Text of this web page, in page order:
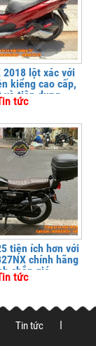
2018 lột xác với
kiểng cao cấp,
và tiện dụng
tức
tiện ích hơn với
chính hãng
chắn gió
tức
Tin tức